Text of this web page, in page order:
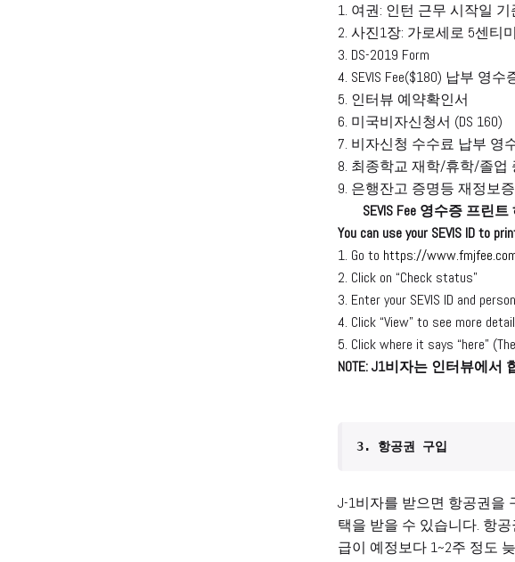
1. 여권: 인턴 근무 시작일
2. 사진1장: 가로세로 5센티
3. DS-2019 Form
4. SEVIS Fee($180) 납부 영수
5. 인터뷰 예약확인서
6. 미국비자신청서 (DS 160)
7. 비자신청 수수료 납부 영
8. 최종학교 재학/휴학/졸업
9. 은행잔고 증명등 재정보
SEVIS Fee 영수증 프린트
You can use your SEVIS ID to
1. Go to https://
2. Click on “Check status”
3. Enter your SEVIS ID and
4. Click “View” to see more
5. Click where it says “here”
NOTE: J1비자는 인터뷰에
3. 항공권 구입
J-1비자를 받으면 항공권을
택을 받을 수 있습니다. 항공
급이 예정보다 1~2주 정도